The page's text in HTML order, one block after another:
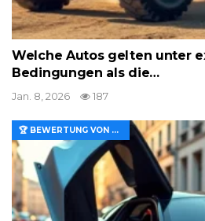
Welche Autos gelten unter
Bedingungen als die…
Jan. 8, 2026 187
🏆 BEWERTUNG VON MERKMALEN UND WERT